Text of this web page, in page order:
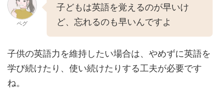
ペグ
子どもは英語を覚えるのが早いけ
ど、忘れるのも早いんですよ
子供の英語力を維持したい場合は、やめずに英語を
学び続けたり、使い続けたりする工夫が必要です
ね。